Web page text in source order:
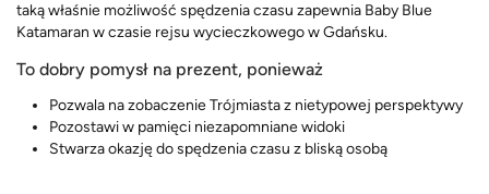
taką właśnie możliwość spędzenia czasu zapewnia Baby Blue
Katamaran w czasie rejsu wycieczkowego w Gdańsku.
To dobry pomysł na prezent, ponieważ
Pozwala na zobaczenie Trójmiasta z nietypowej perspektywy
Pozostawi w pamięci niezapomniane widoki
Stwarza okazję do spędzenia czasu z bliską osobą